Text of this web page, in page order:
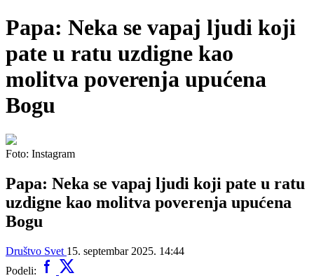
Papa: Neka se vapaj ljudi koji
pate u ratu uzdigne kao
molitva poverenja upućena
Bogu
Foto: Instagram
Papa: Neka se vapaj ljudi koji pate u ratu
uzdigne kao molitva poverenja upućena
Bogu
Društvo Svet 15. septembar 2025. 14:44
Podeli: